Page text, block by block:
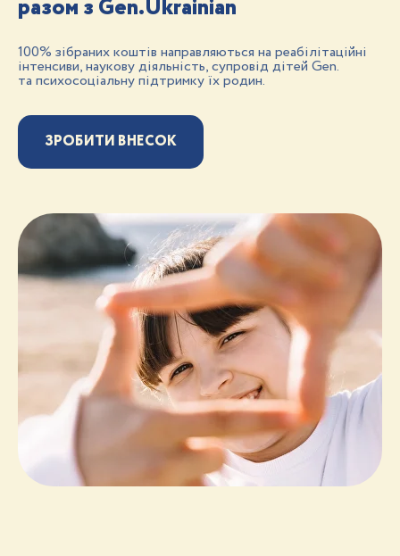
разом з Gen.Ukrainian
100% зібраних коштів направляються на реабілітаційні
інтенсиви, наукову діяльність, супровід дітей Gen.
та психосоціальну підтримку їх родин.
ЗРОБИТИ ВНЕСОК